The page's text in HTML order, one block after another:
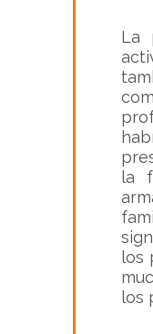
La
la
los
los